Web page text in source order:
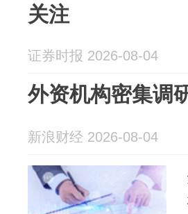
关注
证券时报 2026-08-04
外资机构密集调
新浪财经 2026-08-04